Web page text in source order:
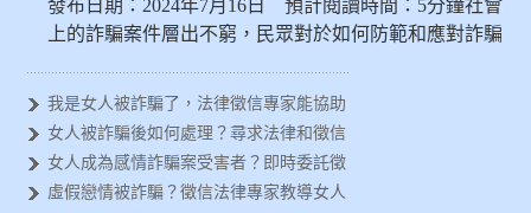
發布日期：2024年7月16日 預計閱讀時間：5分鐘社會
上的詐騙案件層出不窮，民眾對於如何防範和應對詐騙
我是女人被詐騙了，法律徵信專家能協助
女人被詐騙後如何處理？尋求法律和徵信
女人成為感情詐騙案受害者？即時委託徵
虛假戀情被詐騙？徵信法律專家教導女人